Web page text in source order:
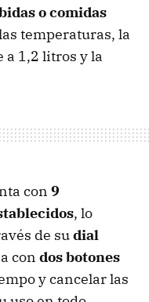
o comidas
temperaturas, la
a 1,2 litros y la
con 9
, lo
de sudial
con dos botones
y cancelar las